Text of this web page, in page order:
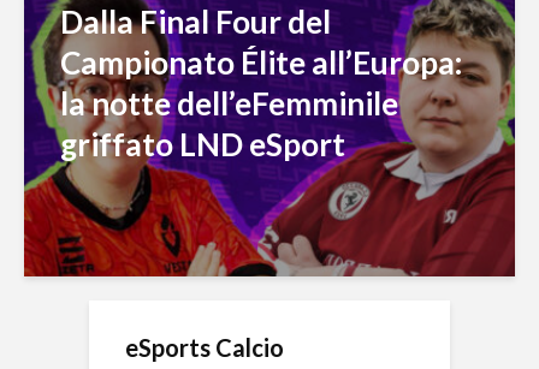
Dalla Final Four del
Campionato Élite all’Europa:
la notte dell’eFemminile
griffato LND eSport
eSports Calcio